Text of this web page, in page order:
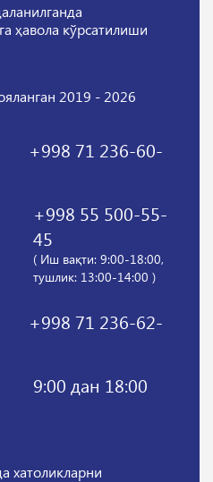
ҳавола кўрсатилиши
2019 - 2026
+998 71 236-60-
+998 55 500-55-
45
( Иш вақти: 9:00-18:00,
тушлик: 13:00-14:00 )
+998 71 236-62-
9:00 дан 18:00
хатоликларни